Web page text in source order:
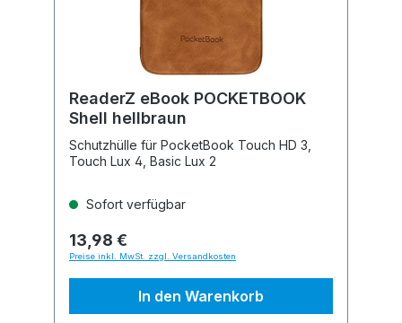
ReaderZ eBook POCKETBOOK
Shell hellbraun
Schutzhülle für PocketBook Touch HD 3,
Touch Lux 4, Basic Lux 2
Sofort verfügbar
13,98 €
Preise inkl. MwSt. zzgl. Versandkosten
In den Warenkorb